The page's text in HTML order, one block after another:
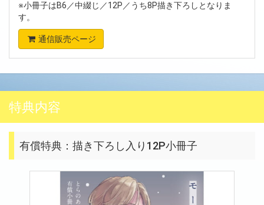
※小冊子はB6／中綴じ／12P／うち8P描き下ろしとなりま
す。
通信販売ページ
特典内容
有償特典：描き下ろし入り12P小冊子